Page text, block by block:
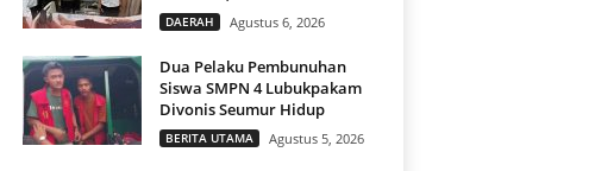
DAERAH Agustus 6, 2026
Dua Pelaku Pembunuhan
Siswa SMPN 4 Lubukpakam
Divonis Seumur Hidup
BERITA UTAMA Agustus 5, 2026